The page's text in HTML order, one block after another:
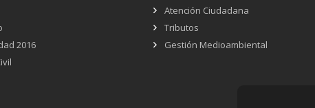
2016
Atención Ciudadana
Tributos
Gestión Medioambiental